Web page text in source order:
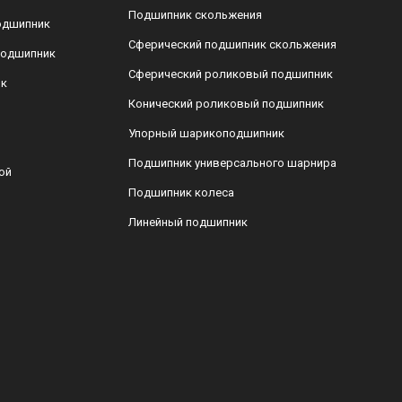
Подшипник скольжения
Сферический подшипник скольжения
Сферический роликовый подшипник
Конический роликовый подшипник
Упорный шарикоподшипник
Подшипник универсального шарнира
Подшипник колеса
Линейный подшипник